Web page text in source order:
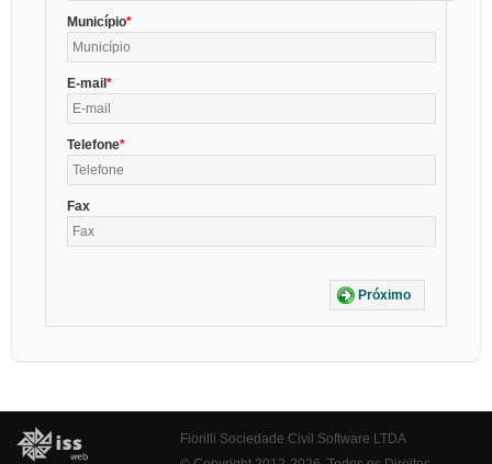
Município
E-mail
Telefone
Fax
Próximo
Fiorilli Sociedade Civil Software LTDA